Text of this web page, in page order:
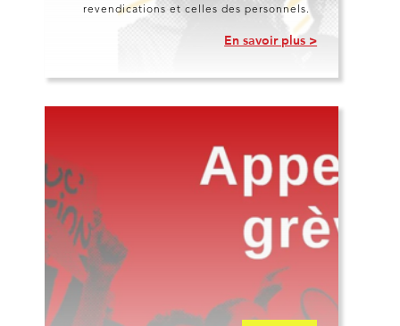
revendications et celles des personnels.
En savoir plus >